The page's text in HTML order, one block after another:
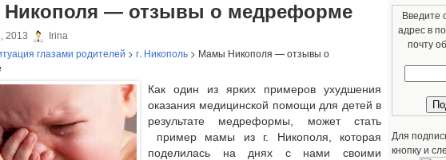
— отзывы о медреформе
2013 Irina
глазами родителей > г. Никополь > Мамы Никополя — отзывы о
Как один из ярких примеров ухудшения
оказания медицинской помощи для детей в
результате медреформы, может стать
пример мамы из г. Никополя, которая
поделилась на днях с нами своими
Введите
адрес в
почту
Для
кнопку и